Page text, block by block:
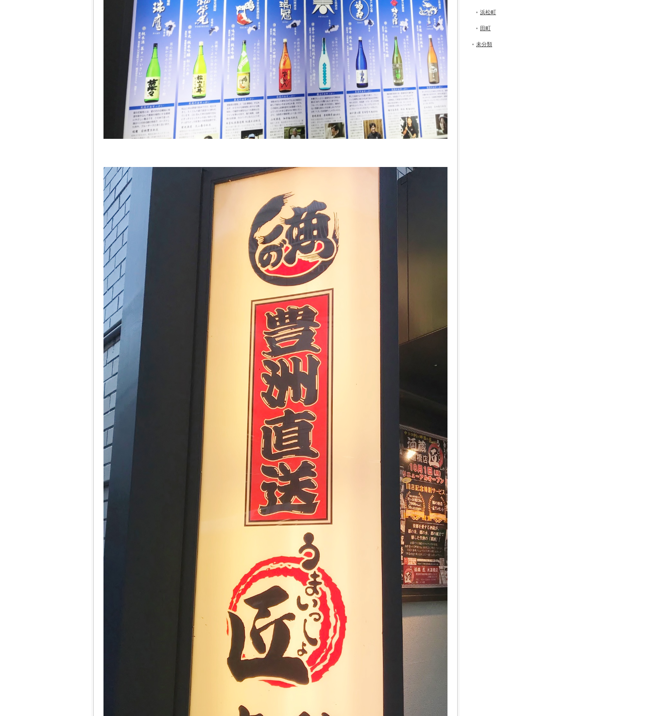
浜松町
田町
未分類